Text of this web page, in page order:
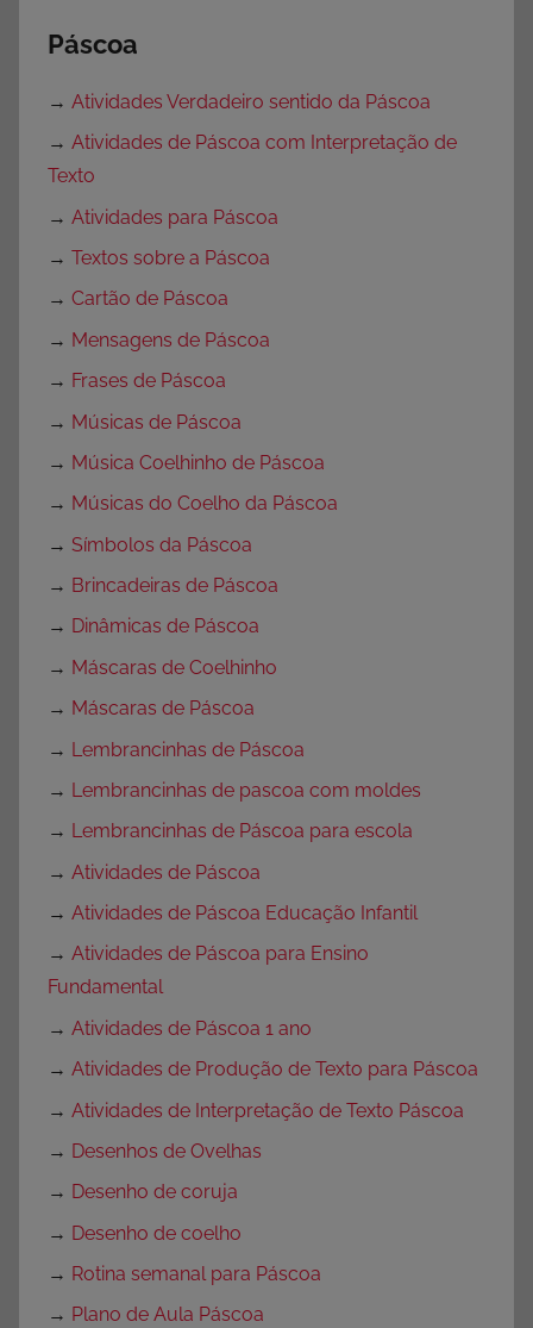
Páscoa
→ Atividades Verdadeiro sentido da Páscoa
→ Atividades de Páscoa com Interpretação de
Texto
→ Atividades para Páscoa
→ Textos sobre a Páscoa
→ Cartão de Páscoa
→ Mensagens de Páscoa
→ Frases de Páscoa
→ Músicas de Páscoa
→ Música Coelhinho de Páscoa
→ Músicas do Coelho da Páscoa
→ Símbolos da Páscoa
→ Brincadeiras de Páscoa
→ Dinâmicas de Páscoa
→ Máscaras de Coelhinho
→ Máscaras de Páscoa
→ Lembrancinhas de Páscoa
→ Lembrancinhas de pascoa com moldes
→ Lembrancinhas de Páscoa para escola
→ Atividades de Páscoa
→ Atividades de Páscoa Educação Infantil
→ Atividades de Páscoa para Ensino
Fundamental
→ Atividades de Páscoa 1 ano
→ Atividades de Produção de Texto para Páscoa
→ Atividades de Interpretação de Texto Páscoa
→ Desenhos de Ovelhas
→ Desenho de coruja
→ Desenho de coelho
→ Rotina semanal para Páscoa
→ Plano de Aula Páscoa